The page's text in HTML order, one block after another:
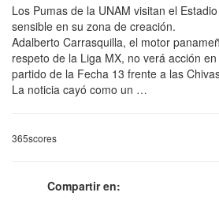
Los Pumas de la UNAM visitan el
sensible en su zona de creación.
Adalberto Carrasquilla, el motor
respeto de la Liga MX, no verá acción
partido de la Fecha 13 frente a las
La noticia cayó como un …
365scores
Compartir en: